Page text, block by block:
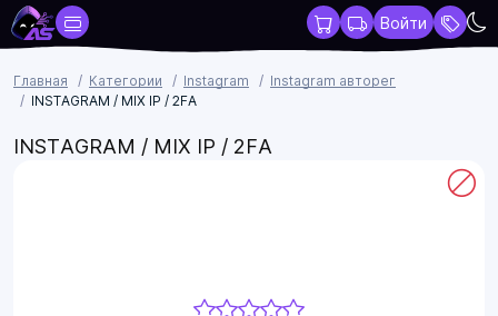
Войти
Главная Категории Instagram
Instagram авторег
INSTAGRAM / MIX IP / 2FA
INSTAGRAM / MIX IP / 2FA